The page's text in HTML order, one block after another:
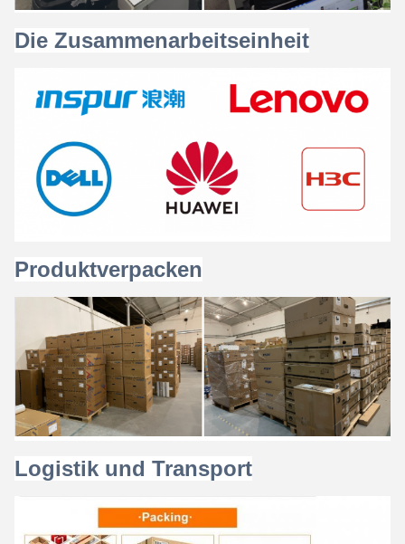
Die Zusammenarbeitseinheit
Produktverpacken
Logistik und Transport